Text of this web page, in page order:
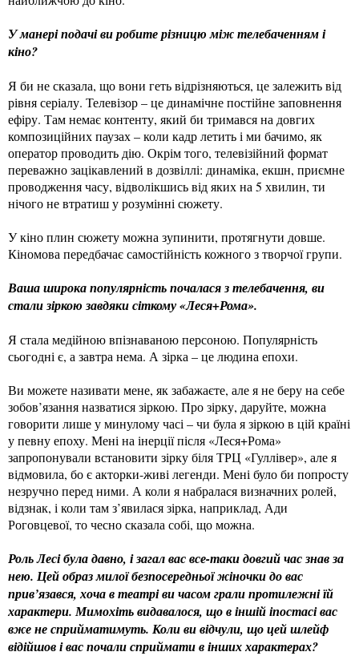
У манері подачі ви робите різницю між телебаченням і
кіно?
Я би не сказала, що вони геть відрізняються, це залежить від
рівня серіалу. Телевізор – це динамічне постійне заповнення
ефіру. Там немає контенту, який би тримався на довгих
композиційних паузах – коли кадр летить і ми бачимо, як
оператор проводить дію. Окрім того, телевізійний формат
переважно зацікавлений в дозвіллі: динаміка, екшн, приємне
проводження часу, відволікшись від яких на 5 хвилин, ти
нічого не втратиш у розумінні сюжету.
У кіно плин сюжету можна зупинити, протягнути довше.
Кіномова передбачає самостійність кожного з творчої групи.
Ваша широка популярність почалася з телебачення, ви
стали зіркою завдяки сіткому «Леся+Рома».
Я стала медійною впізнаваною персоною. Популярність
сьогодні є, а завтра нема. А зірка – це людина епохи.
Ви можете називати мене, як забажаєте, але я не беру на себе
зобов’язання назватися зіркою. Про зірку, даруйте, можна
говорити лише у минулому часі – чи була я зіркою в цій країні
у певну епоху. Мені на інерції після «Леся+Рома»
запропонували встановити зірку біля ТРЦ «Гуллівер», але я
відмовила, бо є акторки-живі легенди. Мені було би попросту
незручно перед ними. А коли я набралася визначних ролей,
відзнак, і коли там з’явилася зірка, наприклад, Ади
Роговцевої, то чесно сказала собі, що можна.
Роль Лесі була давно, і загал вас все-таки довгий час знав за
нею. Цей образ милої безпосередньої жіночки до вас
прив’язався, хоча в театрі ви часом грали протилежні їй
характери. Мимохіть видавалося, що в іншій іпостасі вас
вже не сприйматимуть. Коли ви відчули, що цей шлейф
відійшов і вас почали сприймати в інших характерах?